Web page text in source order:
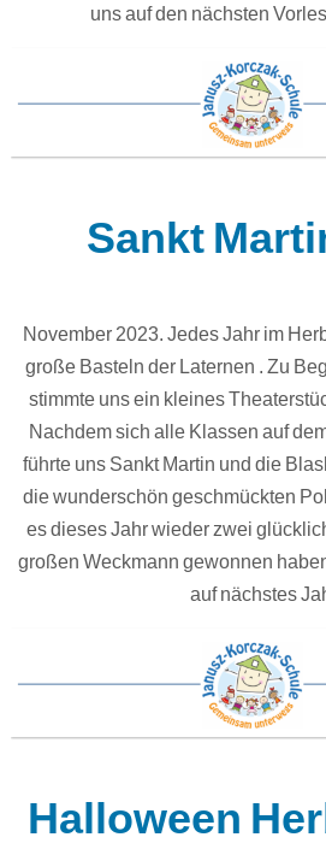
uns auf den nächsten
Sankt
November 2023. Jedes Jahr im
große Basteln der Laternen . Zu
stimmte uns ein kleines
Nachdem sich alle Klassen auf
führte uns Sankt Martin und die
die wunderschön geschmückten
es dieses Jahr wieder zwei
großen Weckmann gewonnen
auf nächstes
Halloween